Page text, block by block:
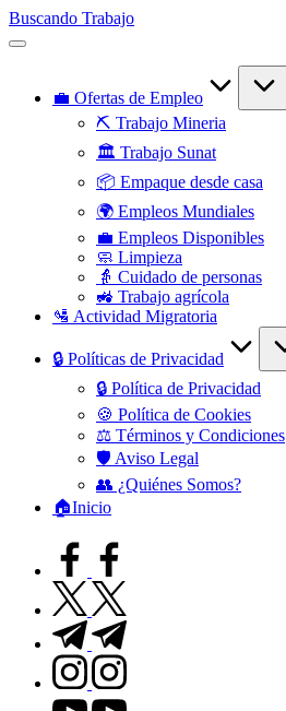
Saltar
al
Buscando Trabajo
Empleos
💼 Ofertas de Empleo
⛏️ Trabajo Mineria
🏛️ Trabajo Sunat
📦 Empaque desde casa
🌍 Empleos Mundiales
💼 Empleos Disponibles
🧼 Limpieza
👵 Cuidado de personas
🚜 Trabajo agrícola
🛂 Actividad Migratoria
🔒 Políticas de Privacidad
🔒 Política de Privacidad
🍪 Política de Cookies
⚖️ Términos y Condiciones
🛡️ Aviso Legal
👥 ¿Quiénes Somos?
🏠Inicio
facebook.com
twitter.com
t.me
instagram.com
youtube.com